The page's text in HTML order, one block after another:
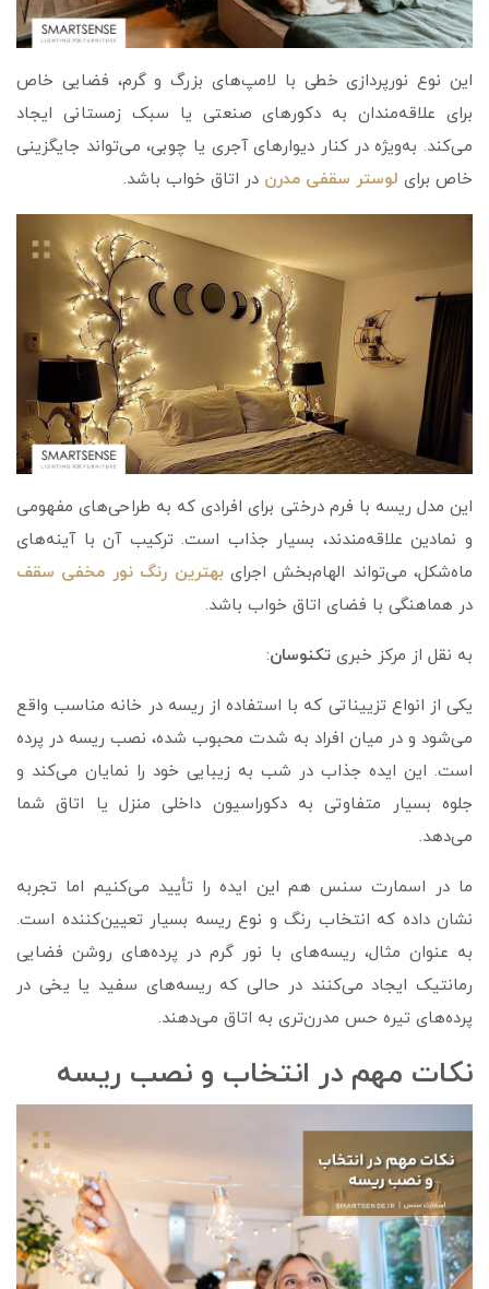
این نوع نورپردازی خطی با لامپ‌های بزرگ و گرم، فضایی خاص
برای علاقه‌مندان به دکورهای صنعتی یا سبک زمستانی ایجاد
می‌کند. به‌ویژه در کنار دیوارهای آجری یا چوبی، می‌تواند جایگزینی
خاص برای لوستر سقفی مدرن در اتاق خواب باشد.
این مدل ریسه با فرم درختی برای افرادی که به طراحی‌های مفهومی
و نمادین علاقه‌مندند، بسیار جذاب است. ترکیب آن با آینه‌های
ماه‌شکل، می‌تواند الهام‌بخش اجرایبهترین رنگ نور مخفی سقف
در هماهنگی با فضای اتاق خواب باشد.
به نقل از مرکز خبری تکنوسان:
یکی از انواع تزییناتی که با استفاده از ریسه در خانه مناسب واقع
می‌شود و در میان افراد به شدت محبوب شده، نصب ریسه در پرده
است. این ایده جذاب در شب به زیبایی خود را نمایان می‌کند و
جلوه بسیار متفاوتی به دکوراسیون داخلی منزل یا اتاق شما
می‌دهد.
ما در اسمارت سنس هم این ایده را تأیید می‌کنیم اما تجربه
نشان داده که انتخاب رنگ و نوع ریسه بسیار تعیین‌کننده است.
به عنوان مثال، ریسه‌های با نور گرم در پرده‌های روشن فضایی
رمانتیک ایجاد می‌کنند در حالی که ریسه‌های سفید یا یخی در
پرده‌های تیره حس مدرن‌تری به اتاق می‌دهند.
نکات مهم در انتخاب و نصب ریسه